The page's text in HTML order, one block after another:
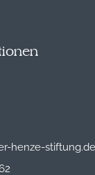
henze-stiftung.de